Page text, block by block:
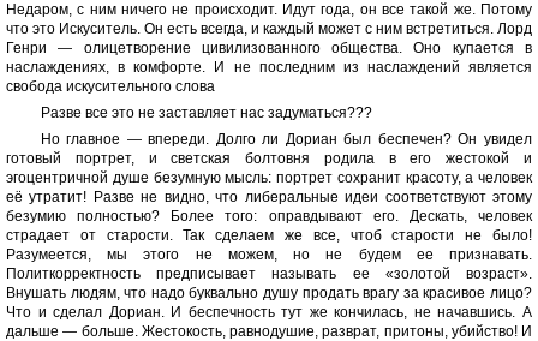
Недаром, с ним ничего не происходит. Идут года, он все такой же. Потому
что это Искуситель. Он есть всегда, и каждый может с ним встретиться. Лорд
Генри — олицетворение цивилизованного общества. Оно купается в
наслаждениях, в комфорте. И не последним из наслаждений является
свобода искусительного слова
Разве все это не заставляет нас задуматься???
Но главное — впереди. Долго ли Дориан был беспечен? Он увидел
готовый портрет, и светская болтовня родила в его жестокой и
эгоцентричной душе безумную мысль: портрет сохранит красоту, а человек
её утратит! Разве не видно, что либеральные идеи соответствуют этому
безумию полностью? Более того: оправдывают его. Дескать, человек
страдает от старости. Так сделаем же все, чтоб старости не было!
Разумеется, мы этого не можем, но не будем ее признавать.
Политкорректность предписывает называть ее «золотой возраст».
Внушать людям, что надо буквально душу продать врагу за красивое лицо?
Что и сделал Дориан. И беспечность тут же кончилась, не начавшись. А
дальше — больше. Жестокость, равнодушие, разврат, притоны, убийство! И